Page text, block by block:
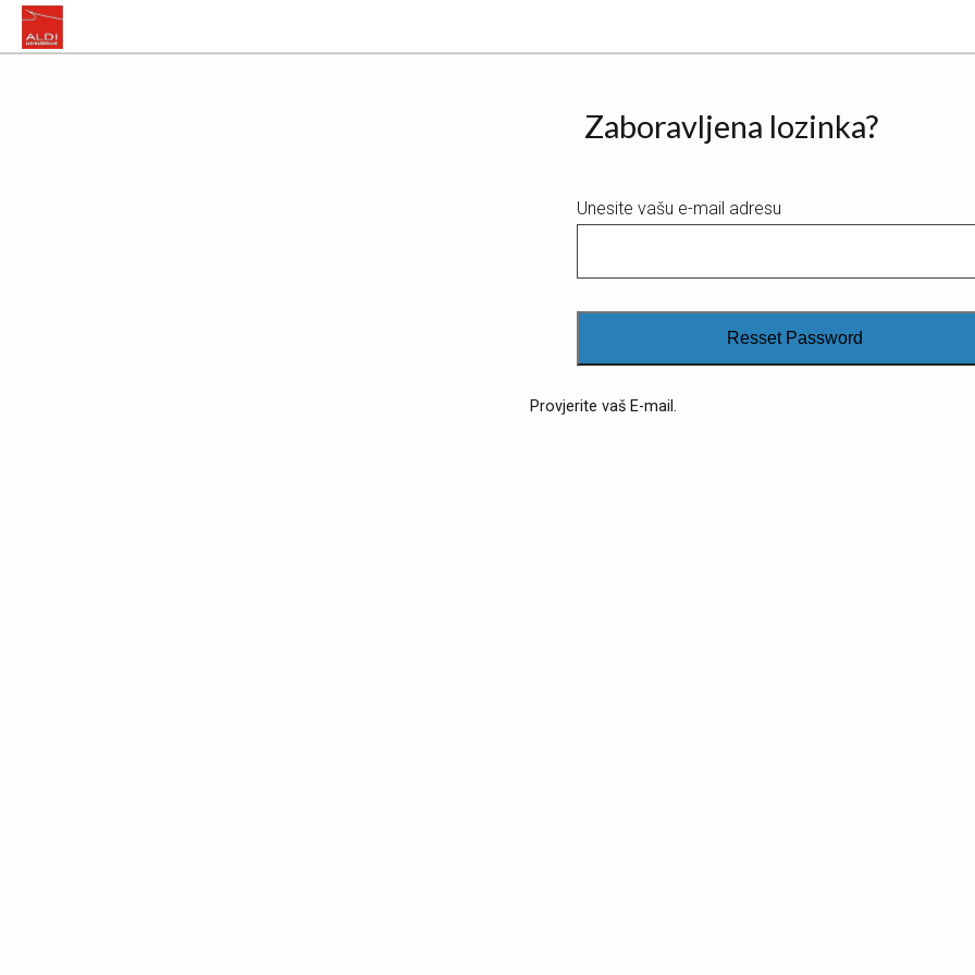
Zaboravljena lozinka?
Unesite vašu e-mail adresu
Resset Password
Provjerite vaš E-mail.